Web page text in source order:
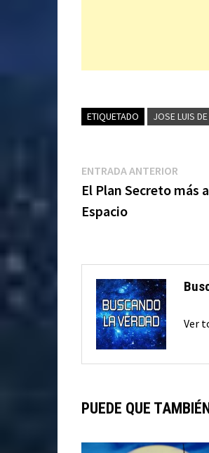
ETIQUETADO JOSE LUIS
Navegación
de
entradas
ENTRADA ANTERIOR
El Plan Secreto más
Espacio
Ver
PUEDE QUE